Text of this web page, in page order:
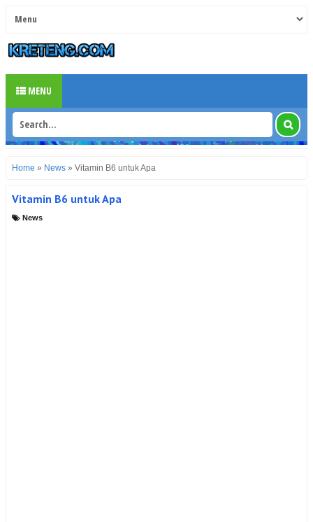
MENU
Home » News » Vitamin B6 untuk Apa
Vitamin B6 untuk Apa
News